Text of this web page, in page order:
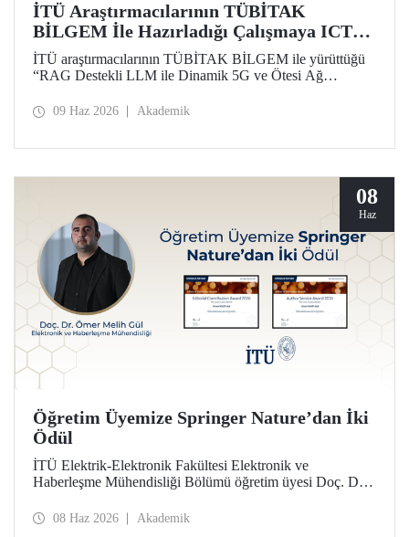
İTÜ Araştırmacılarının TÜBİTAK
BİLGEM İle Hazırladığı Çalışmaya ICT
2026’da En İyi Bildiri Ödülü
İTÜ araştırmacılarının TÜBİTAK BİLGEM ile yürüttüğü
“RAG Destekli LLM ile Dinamik 5G ve Ötesi Ağ
Uluslararası Telekomünikasyon Konferansı (ICT 2026)
09 Haz 2026 Akademik
08
Haz
Öğretim Üyemize Springer Nature’dan İki
Ödül
İTÜ Elektrik-Elektronik Fakültesi Elektronik ve
Haberleşme Mühendisliği Bölümü öğretim üyesi Doç. Dr.
“Editor of Distinction Awards” kapsamında iki ödüle layık
08 Haz 2026 Akademik